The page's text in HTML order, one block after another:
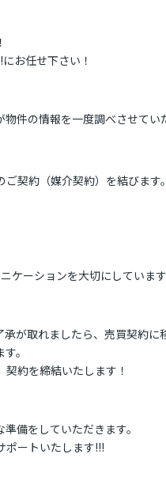
お任せ下さい！
件の情報を一度調べさせてい
契約（媒介契約）を結びます
ケーションを大切にしていま
が取れましたら、売買契約に
。
約を締結いたします！
備をしていただきます。
ポートいたします!!!